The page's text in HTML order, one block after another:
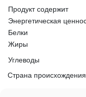
Продукт содержит
Энергетическая
Белки
Жиры
Углеводы
Страна